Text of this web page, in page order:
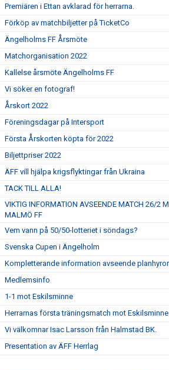
Premiären i Ettan avklarad för herrarna.
Förköp av matchbiljetter på TicketCo
Ängelholms FF Årsmöte
Matchorganisation 2022
Kallelse årsmöte Ängelholms FF
Vi söker en fotograf!
Årskort 2022
Föreningsdagar på Intersport
Första Årskorten köpta för 2022
Biljettpriser 2022
ÄFF vill hjälpa krigsflyktingar från Ukraina
TACK TILL ALLA!
VIKTIG INFORMATION AVSEENDE MATCH 26/2
MALMÖ FF
Vem vann på 50/50-lotteriet i söndags?
Svenska Cupen i Ängelholm
Kompletterande information avseende
Medlemsinfo
1-1 mot Eskilsminne
Herrarnas första träningsmatch mot
Vi välkomnar Isac Larsson från Halmstad BK.
Presentation av ÄFF Herrlag